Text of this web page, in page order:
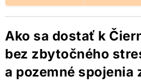
Ako sa dostať k
bez zbytočného
a pozemné spojenia